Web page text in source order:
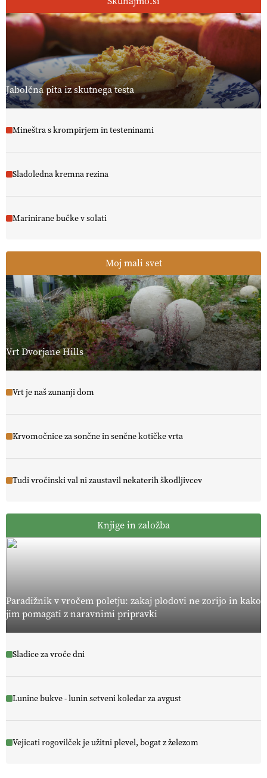
Jabolčna pita iz skutnega testa
Mineštra s krompirjem in testeninami
Sladoledna kremna rezina
Marinirane bučke v solati
Moj mali svet
Vrt Dvorjane Hills
Vrt je naš zunanji dom
Krvomočnice za sončne in senčne kotičke vrta
Tudi vročinski val ni zaustavil nekaterih škodljivcev
Knjige in založba
Paradižnik v vročem poletju: zakaj plodovi ne zorijo in kako
jim pomagati z naravnimi pripravki
Sladice za vroče dni
Lunine bukve - lunin setveni koledar za avgust
Vejicati rogovilček je užitni plevel, bogat z železom